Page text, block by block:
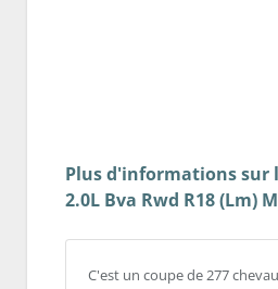
Plus d'informations sur
2.0L Bva Rwd R18 (Lm)
C'est un coupe de 277